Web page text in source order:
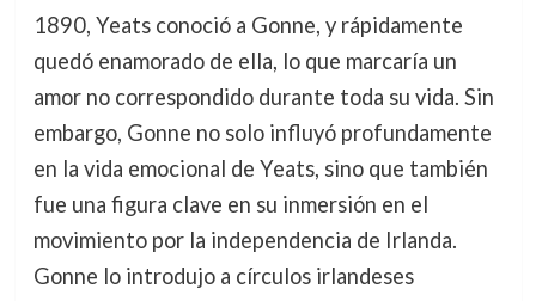
1890, Yeats conoció a Gonne, y rápidamente
quedó enamorado de ella, lo que marcaría un
amor no correspondido durante toda su vida. Sin
embargo, Gonne no solo influyó profundamente
en la vida emocional de Yeats, sino que también
fue una figura clave en su inmersión en el
movimiento por la independencia de Irlanda.
Gonne lo introdujo a círculos irlandeses